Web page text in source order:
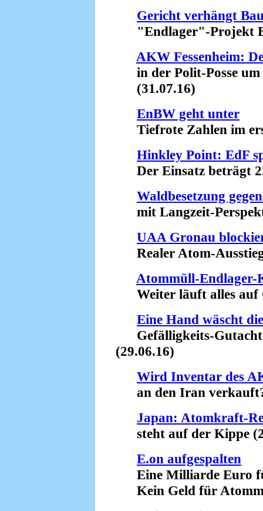
Gericht verhängt
"Endlager"-Projekt
AKW Fessenheim:
in der Polit-Posse um
(31.07.16)
EnBW geht unter
Tiefrote Zahlen im
Hinkley Point: EdF
Der Einsatz beträgt
Waldbesetzung
mit Langzeit-
UAA Gronau
Realer Atom-
Atommüll-Endlager-
Weiter läuft alles auf
Eine Hand wäscht
Gefälligkeits-
(29.06.16)
Wird Inventar des
an den Iran
Japan: Atomkraft-
steht auf der Kippe
E.on aufgespalten
Eine Milliarde Euro
Kein Geld für